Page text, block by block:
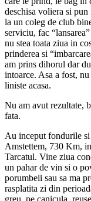
deschisa voliera si
la un coleg de club
serviciu, fac
nu stea toata ziua in
prinderea si
am prins dihorul dar
intoarce. Asa a fost,
liniste acasa.
Nu am avut rezultate,
fata.
Au inceput fondurile
Amstettem, 730 Km,
Tarcatul. Vine ziua
un pahar de vin si o
porumbeii sau sa ma
rasplatita zi din
greu, pe canicula,